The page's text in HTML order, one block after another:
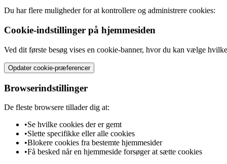
Du har flere muligheder for at kontrollere og administrere cookies:
Cookie-indstillinger på hjemmesiden
Ved dit første besøg vises en cookie-banner, hvor du kan vælge
Opdater cookie-præferencer
Browserindstillinger
De fleste browsere tillader dig at:
•Se hvilke cookies der er gemt
•Slette specifikke eller alle cookies
•Blokere cookies fra bestemte hjemmesider
•Få besked når en hjemmeside forsøger at sætte cookies